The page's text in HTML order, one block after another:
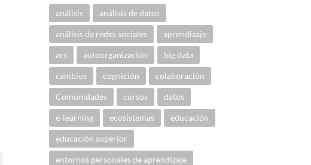
análisis análisis de datos
análisis de redes sociales aprendizaje
ars autoorganización big data
cambios cognición colaboración
Comunidades cursos datos
e-learning ecosistemas educación
educación superior
entornos personales de aprendizaje